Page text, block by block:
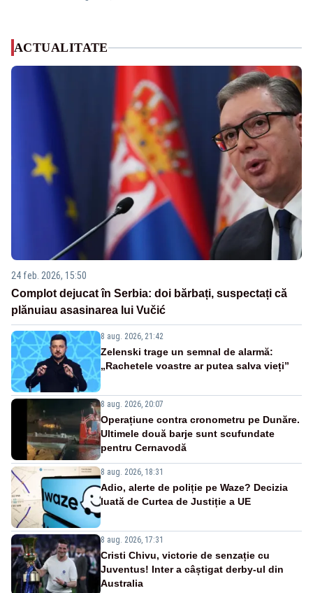
ACTUALITATE
24 feb. 2026, 15:50
Complot dejucat în Serbia: doi bărbați, suspectați că
plănuiau asasinarea lui Vučić
8 aug. 2026, 21:42
Zelenski trage un semnal de alarmă:
„Rachetele voastre ar putea salva vieți”
8 aug. 2026, 20:07
Operațiune contra cronometru pe Dunăre.
Ultimele două barje sunt scufundate
pentru Cernavodă
8 aug. 2026, 18:31
Adio, alerte de poliție pe Waze? Decizia
luată de Curtea de Justiție a UE
8 aug. 2026, 17:31
Cristi Chivu, victorie de senzație cu
Juventus! Inter a câștigat derby-ul din
Australia